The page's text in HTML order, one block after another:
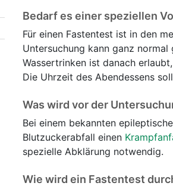
Bedarf es einer speziellen
Für einen Fastentest ist in den
Untersuchung kann ganz
Wassertrinken ist danach
Die Uhrzeit des Abendessens
Was wird vor der
Bei einem bekannten
Blutzuckerabfall einen
spezielle Abklärung notwendig.
Wie wird ein Fastentest